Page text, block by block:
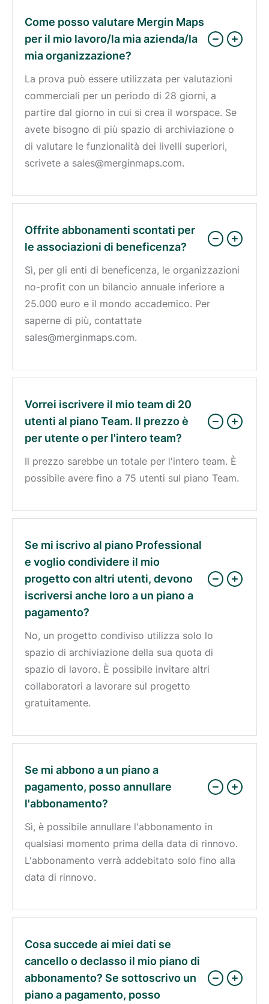
Come posso valutare Mergin Maps
per il mio lavoro/la mia azienda/la
mia organizzazione?
La prova può essere utilizzata per valutazioni
commerciali per un periodo di 28 giorni, a
partire dal giorno in cui si crea il worspace. Se
avete bisogno di più spazio di archiviazione o
di valutare le funzionalità dei livelli superiori,
scrivete a sales@merginmaps.com.
Offrite abbonamenti scontati per
le associazioni di beneficenza?
Sì, per gli enti di beneficenza, le organizzazioni
no-profit con un bilancio annuale inferiore a
25.000 euro e il mondo accademico. Per
saperne di più, contattate
sales@merginmaps.com.
Vorrei iscrivere il mio team di 20
utenti al piano Team. Il prezzo è
per utente o per l'intero team?
Il prezzo sarebbe un totale per l'intero team. È
possibile avere fino a 75 utenti sul piano Team.
Se mi iscrivo al piano Professional
e voglio condividere il mio
progetto con altri utenti, devono
iscriversi anche loro a un piano a
pagamento?
No, un progetto condiviso utilizza solo lo
spazio di archiviazione della sua quota di
spazio di lavoro. È possibile invitare altri
collaboratori a lavorare sul progetto
gratuitamente.
Se mi abbono a un piano a
pagamento, posso annullare
l'abbonamento?
Sì, è possibile annullare l'abbonamento in
qualsiasi momento prima della data di rinnovo.
L'abbonamento verrà addebitato solo fino alla
data di rinnovo.
Cosa succede ai miei dati se
cancello o declasso il mio piano di
abbonamento? Se sottoscrivo un
piano a pagamento, posso